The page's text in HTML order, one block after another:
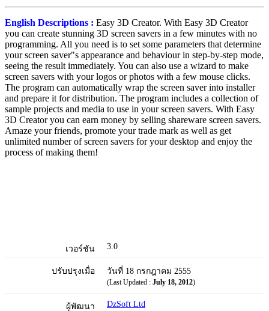
English Descriptions : Easy 3D Creator. With Easy 3D Creator
you can create stunning 3D screen savers in a few minutes with no
programming. All you need is to set some parameters that determine
your screen saver"s appearance and behaviour in step-by-step mode,
seeing the result immediately. You can also use a wizard to make
screen savers with your logos or photos with a few mouse clicks.
The program can automatically wrap the screen saver into installer
and prepare it for distribution. The program includes a collection of
sample projects and media to use in your screen savers. With Easy
3D Creator you can earn money by selling shareware screen savers.
Amaze your friends, promote your trade mark as well as get
unlimited number of screen savers for your desktop and enjoy the
process of making them!
เวอร์ชัน 3.0
ปรับปรุงเมื่อ วันที่ 18 กรกฎาคม 2555
(Last Updated : July 18, 2012)
ผู้พัฒนา DzSoft Ltd